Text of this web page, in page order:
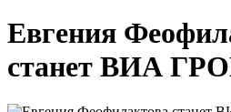
Евгения
станет ВИА